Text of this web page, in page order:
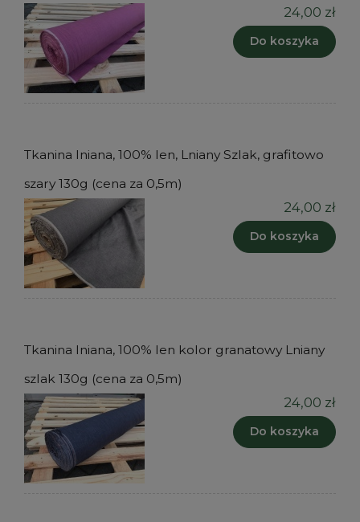
24,00 zł
Do koszyka
Tkanina lniana, 100% len, Lniany Szlak, grafitowo
szary 130g (cena za 0,5m)
24,00 zł
Do koszyka
Tkanina lniana, 100% len kolor granatowy Lniany
szlak 130g (cena za 0,5m)
24,00 zł
Do koszyka